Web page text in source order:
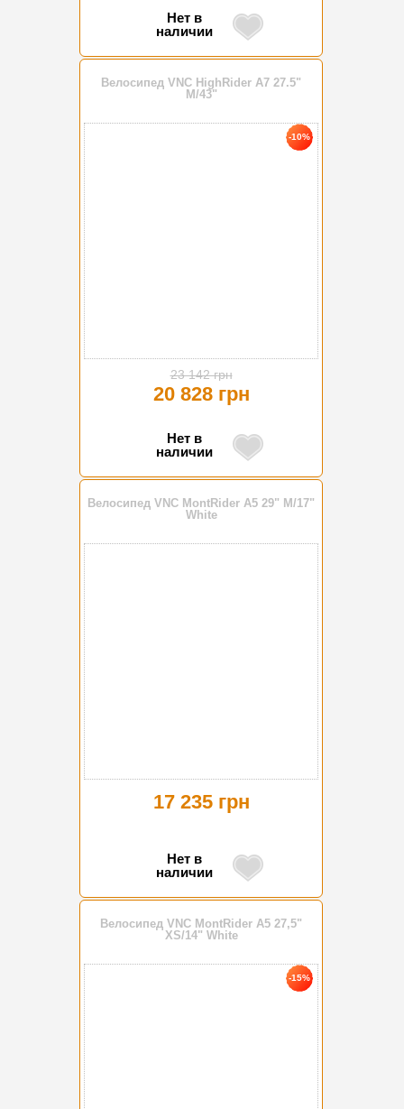
Нет в
наличии
Велосипед VNC HighRider A7 27.5"
М/43"
-10%
23 142 грн
20 828 грн
Нет в
наличии
Велосипед VNC MontRider A5 29" M/17"
White
17 235 грн
Нет в
наличии
Велосипед VNC MontRider A5 27,5"
XS/14" White
-15%